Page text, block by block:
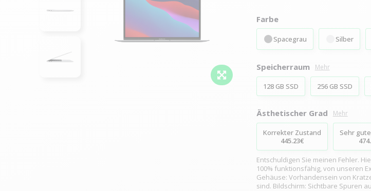
Farbe
Spacegrau Silber
Speicherraum Mehr
128 GB SSD 256 GB SSD
Ästhetischer Grad Mehr
Korrekter Zustand
445.23€
Sehr
Entschuldigen Sie meinen Fehler.
100% funktionsfähig, von unseren
Gehäuse: Vorhandensein von
sind. Bildschirm: Sichtbare Spuren